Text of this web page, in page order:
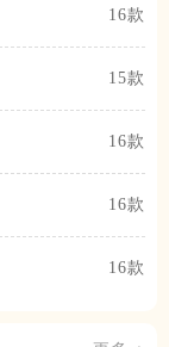
16款
15款
16款
16款
16款